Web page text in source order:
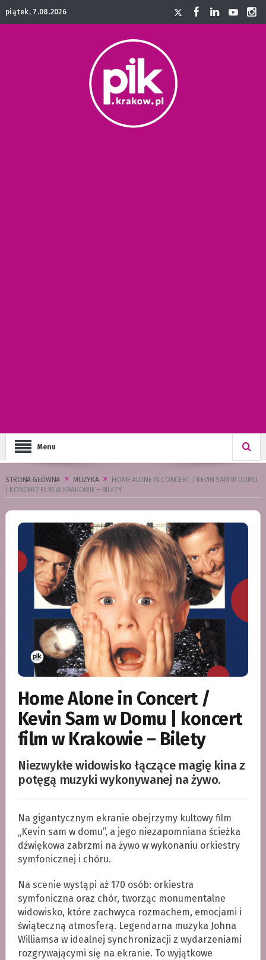
piątek, 7.08.2026
Menu
STRONA GŁÓWNA MUZYKA
HOME ALONE IN CONCERT / KEVIN SAM W DOMU
| KONCERT FILM W KRAKOWIE – BILETY
Home Alone in Concert /
Kevin Sam w Domu | koncert
film w Krakowie – Bilety
Niezwykłe widowisko łączące magię kina z
potęgą muzyki wykonywanej na żywo.
Na gigantycznym ekranie obejrzymy kultowy film
„Kevin sam w domu”, a jego niezapomniana ścieżka
dźwiękowa zabrzmi na żywo w wykonaniu orkiestry
symfonicznej i chóru.
Na scenie wystąpi aż 170 osób: orkiestra
symfoniczna oraz chór, tworząc monumentalne
widowisko, które zachwyca rozmachem, emocjami i
świąteczną atmosferą. Legendarna muzyka Johna
Williamsa w idealnej synchronizacji z wydarzeniami
rozgrywającymi się na ekranie. To wyjątkowe